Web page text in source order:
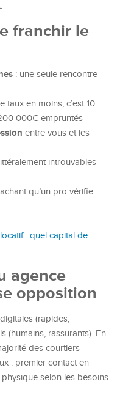
franchir le
: une seule rencontre
taux en moins, c’est 10
000€ empruntés
entre vous et les
introuvables
qu’un pro vérifie
: quel capital de
agence
opposition
(rapides,
(humains, rassurants). En
des courtiers
: premier contact en
selon les besoins.